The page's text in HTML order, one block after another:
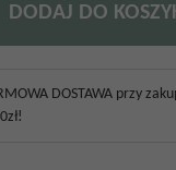
DODAJ DO
DOSTAWA przy